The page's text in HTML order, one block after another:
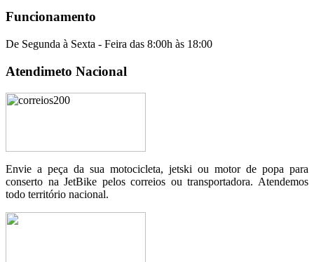
Funcionamento
De Segunda à Sexta - Feira das 8:00h às 18:00
Atendimeto Nacional
Envie a peça da sua motocicleta, jetski ou motor de popa para
conserto na JetBike pelos correios ou transportadora. Atendemos
todo território nacional.